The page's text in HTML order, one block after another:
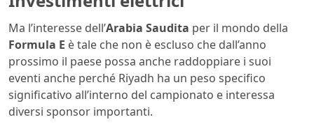
Ma l’interesse dell’Arabia Saudita per il mondo della
Formula E è tale che non è escluso che dall’anno
prossimo il paese possa anche raddoppiare i suoi
eventi anche perché Riyadh ha un peso specifico
significativo all’interno del campionato e interessa
diversi sponsor importanti.